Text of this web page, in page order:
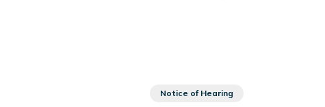
Notice of Hearing